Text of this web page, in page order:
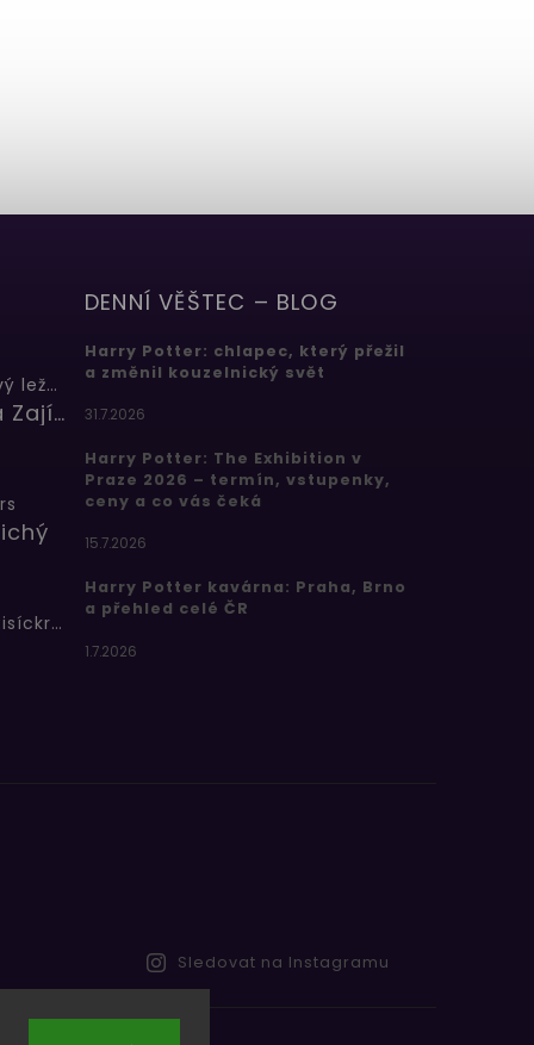
Butterbeer: Máslový ležák
Barbora Zajícová
Bertíkovy fazolky tisíckrát jinak
DENNÍ VĚŠTEC – BLOG
Harry Potter: chlapec, který přežil
a změnil kouzelnický svět
31.7.2026
Harry Potter: The Exhibition v
Praze 2026 – termín, vstupenky,
ceny a co vás čeká
15.7.2026
Harry Potter kavárna: Praha, Brno
a přehled celé ČR
1.7.2026
Sledovat na Instagramu